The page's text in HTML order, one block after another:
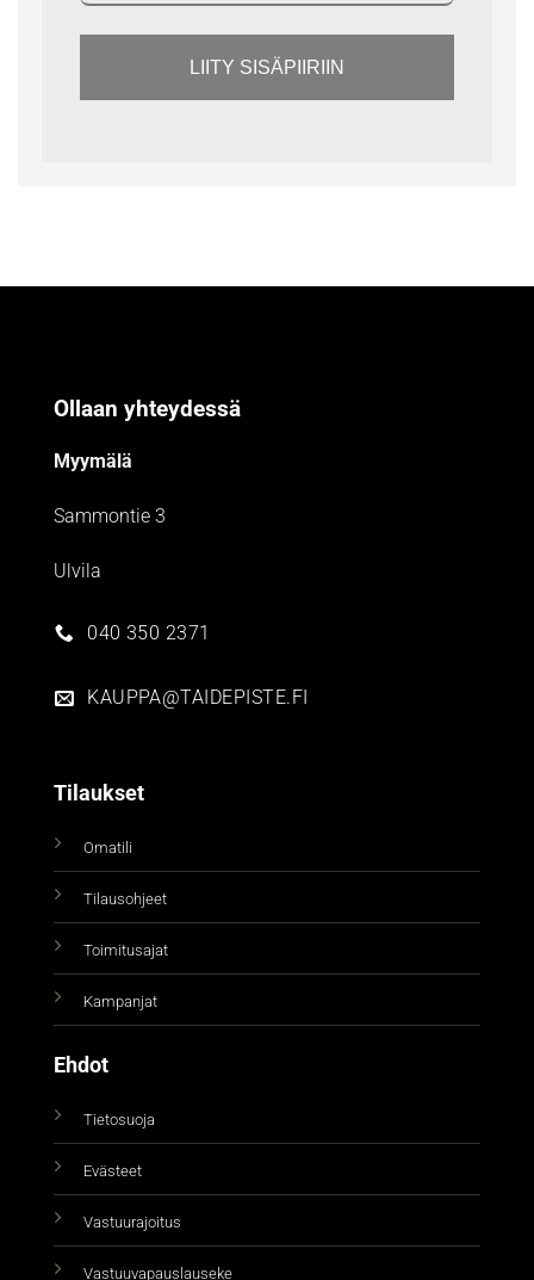
LIITY SISÄPIIRIIN
Ollaan yhteydessä
Myymälä
Sammontie 3
Ulvila
040 350 2371
KAUPPA@TAIDEPISTE.FI
Tilaukset
Omatili
Tilausohjeet
Toimitusajat
Kampanjat
Ehdot
Tietosuoja
Evästeet
Vastuurajoitus
Vastuuvapauslauseke